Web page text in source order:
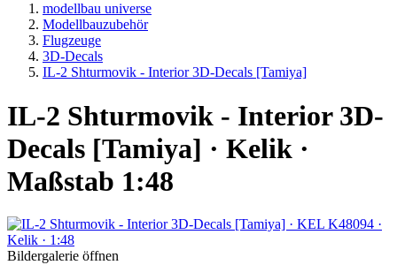
modellbau universe
Modellbauzubehör
Flugzeuge
3D-Decals
IL-2 Shturmovik - Interior 3D-Decals [Tamiya]
IL-2 Shturmovik - Interior 3D-
Decals [Tamiya] · Kelik ·
Maßstab 1:48
Bildergalerie öffnen